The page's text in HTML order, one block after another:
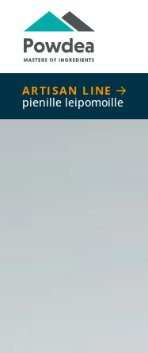
ARTISAN LINE
pienille leipomoille